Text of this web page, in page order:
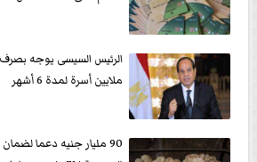
ملايين أسرة لمدة 6 أشهر
90 مليار جنيه دعما